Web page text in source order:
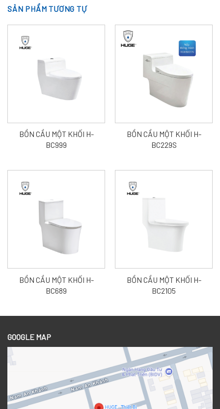
SẢN PHẨM TƯƠNG TỰ
BỒN CẦU MỘT KHỐI H-
BC999
BỒN CẦU MỘT KHỐI H-
BC229S
BỒN CẦU MỘT KHỐI H-
BC689
BỒN CẦU MỘT KHỐI H-
BC2105
GOOGLE MAP